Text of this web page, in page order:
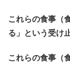
これらの食事（
る」という受け
これらの食事（